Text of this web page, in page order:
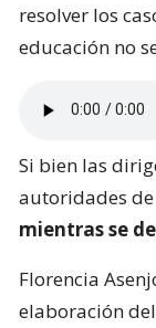
resolver los
educación no
Si bien las
autoridades
mientras se
Florencia
elaboración